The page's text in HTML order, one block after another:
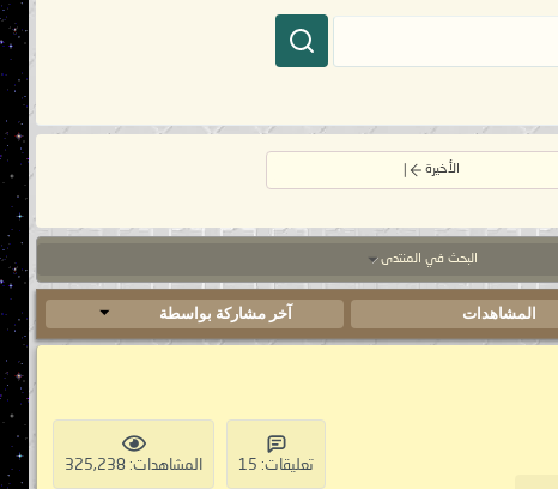
الأخيرة
البحث في المنتدى
المشاهدات آخر مشاركة بواسطة
تعليقات: 15 المشاهدات: 325,238